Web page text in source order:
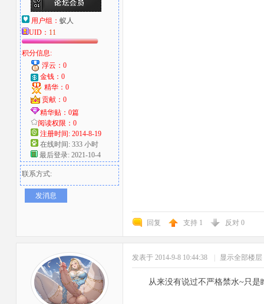
用户组： 蚁人
UID： 11
积分信息:
浮云：0
金钱：0
精华：0
贡献：0
精华贴：0篇
阅读权限：0
注册时间: 2014-8-19
在线时间: 333 小时
最后登录: 2021-10-4
联系方式:
发消息
回复 支持 1 反对 0
发表于 2014-9-8 10:44:38 显示全部楼层
从来没有说过不严格禁水~只